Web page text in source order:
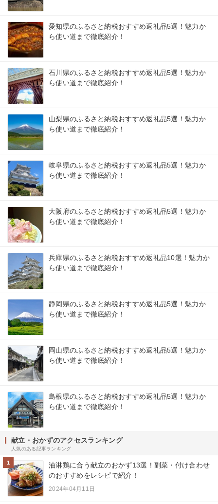
愛知県のふるさと納税おすすめ返礼品5選！魅力か
ら使い道まで徹底紹介！
石川県のふるさと納税おすすめ返礼品5選！魅力か
ら使い道まで徹底紹介！
山梨県のふるさと納税おすすめ返礼品5選！魅力か
ら使い道まで徹底紹介！
岐阜県のふるさと納税おすすめ返礼品5選！魅力か
ら使い道まで徹底紹介！
大阪府のふるさと納税おすすめ返礼品5選！魅力か
ら使い道まで徹底紹介！
兵庫県のふるさと納税おすすめ返礼品10選！魅力か
ら使い道まで徹底紹介！
静岡県のふるさと納税おすすめ返礼品5選！魅力か
ら使い道まで徹底紹介！
岡山県のふるさと納税おすすめ返礼品5選！魅力か
ら使い道まで徹底紹介！
島根県のふるさと納税おすすめ返礼品5選！魅力か
ら使い道まで徹底紹介！
献立・おかずのアクセスランキング
人気のある記事ランキング
1
油淋鶏に合う献立のおかず13選！副菜・付け合わせ
のおすすめをレシピで紹介！
2024年04月11日